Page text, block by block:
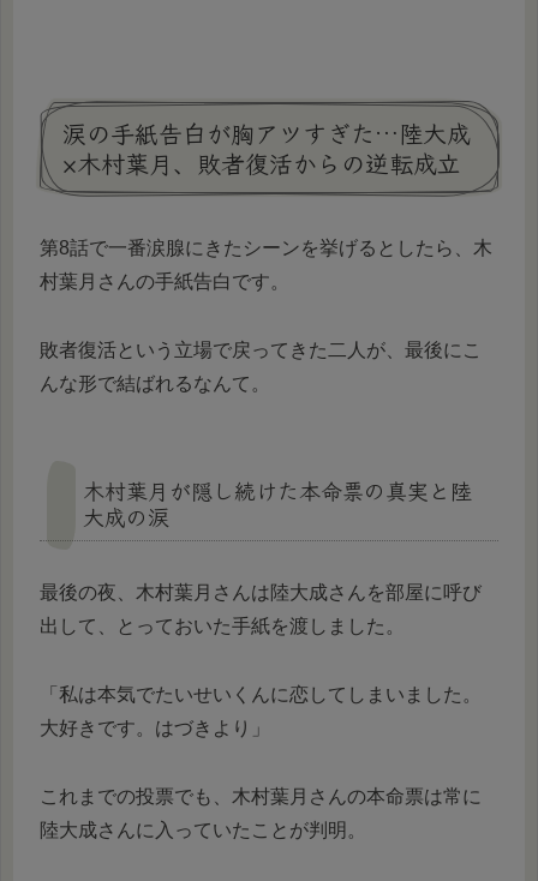
涙の手紙告白が胸アツすぎた…陸大成
×木村葉月、敗者復活からの逆転成立
第8話で一番涙腺にきたシーンを挙げるとしたら、木
村葉月さんの手紙告白です。
敗者復活という立場で戻ってきた二人が、最後にこ
んな形で結ばれるなんて。
木村葉月が隠し続けた本命票の真実と陸
大成の涙
最後の夜、木村葉月さんは陸大成さんを部屋に呼び
出して、とっておいた手紙を渡しました。
「私は本気でたいせいくんに恋してしまいました。
大好きです。はづきより」
これまでの投票でも、木村葉月さんの本命票は常に
陸大成さんに入っていたことが判明。